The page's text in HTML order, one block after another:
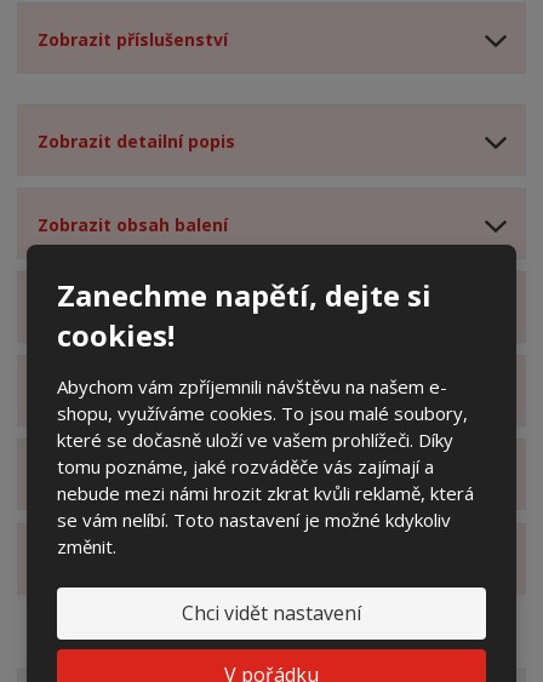
Zanechme napětí, dejte si
cookies!
Abychom vám zpříjemnili návštěvu na našem e-
shopu, využíváme cookies. To jsou malé soubory,
které se dočasně uloží ve vašem prohlížeči. Díky
tomu poznáme, jaké rozváděče vás zajímají a
nebude mezi námi hrozit zkrat kvůli reklamě, která
se vám nelíbí. Toto nastavení je možné kdykoliv
změnit.
Chci vidět nastavení
V pořádku
Zobrazit příslušenství
Zobrazit detailní popis
Zobrazit obsah balení
Zobrazit specifikační body
Zobrazit technické parametry
Zobrazit hodnocení produktu
Zobrazit alternativní produkty